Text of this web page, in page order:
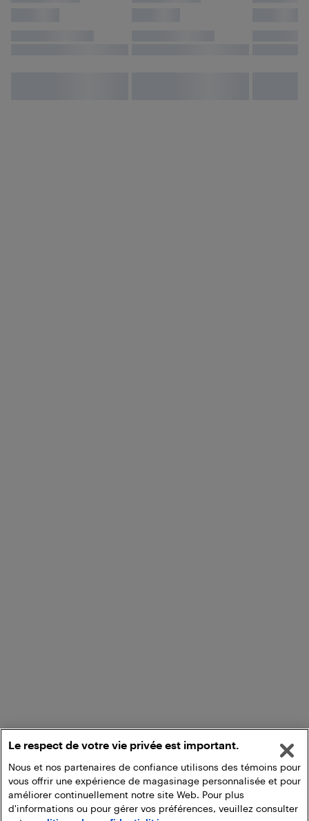
Le respect de votre vie privée est important.
Nous et nos partenaires de confiance utilisons des témoins pour
vous offrir une expérience de magasinage personnalisée et pour
améliorer continuellement notre site Web. Pour plus
d'informations ou pour gérer vos préférences, veuillez consulter